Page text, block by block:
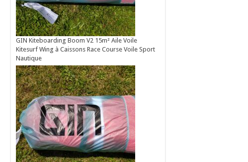
GIN Kiteboarding Boom V2 15m² Aile Voile
Kitesurf Wing à Caissons Race Course Voile Sport
Nautique